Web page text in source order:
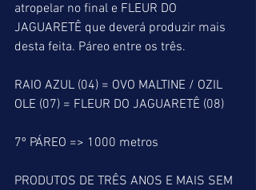
atropelar no final e FLEUR DO
JAGUARETÊ que deverá produzir mais
desta feita. Páreo entre os três.
RAIO AZUL (04) = OVO MALTINE / OZIL
OLE (07) = FLEUR DO JAGUARETÊ (08)
7º PÁREO => 1000 metros
PRODUTOS DE TRÊS ANOS E MAIS SEM